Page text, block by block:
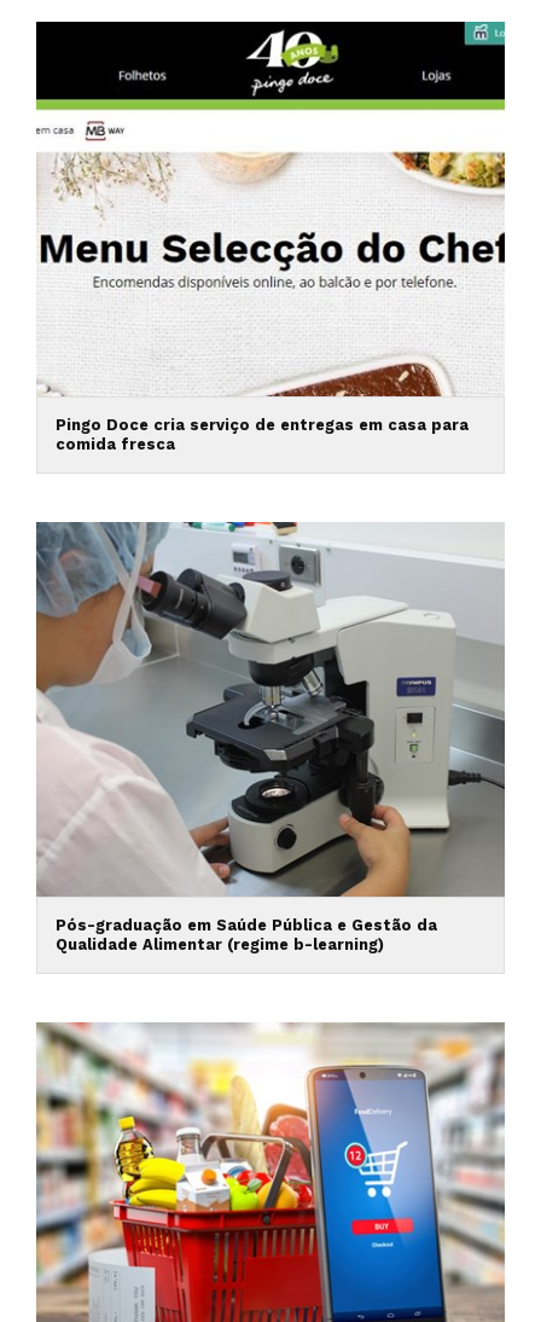
Pingo Doce cria serviço de entregas em casa para
comida fresca
Pós-graduação em Saúde Pública e Gestão da
Qualidade Alimentar (regime b-learning)